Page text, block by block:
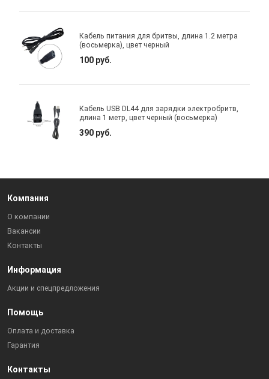
Кабель питания для бритвы, длина 1.2 метра
(восьмерка), цвет черный
100 руб.
Кабель USB DL44 для зарядки электробритв,
длина 1 метр, цвет черный (восьмерка)
390 руб.
Компания
О компании
Вакансии
Контакты
Информация
Акции и спецпредложения
Помощь
Оплата и доставка
Гарантия
Контакты